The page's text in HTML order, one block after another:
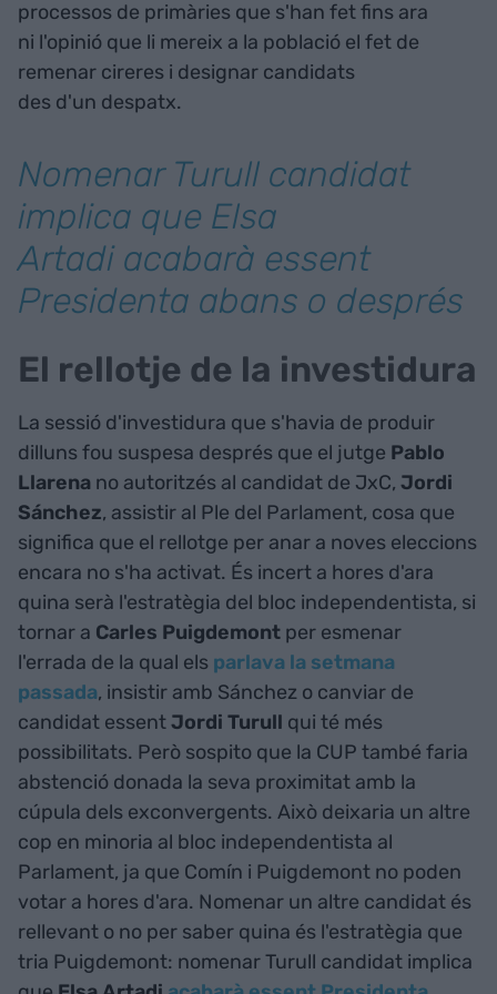
processos de primàries que s'han fet fins ara
ni l'opinió que li mereix a la població el fet de
remenar cireres i designar candidats
des d'un despatx.
Nomenar Turull candidat
implica que Elsa
Artadi acabarà essent
Presidenta abans o després
El rellotje de la investidura
La sessió d'investidura que s'havia de produir
dilluns fou suspesa després que el jutge Pablo
Llarena no autoritzés al candidat de JxC, Jordi
Sánchez, assistir al Ple del Parlament, cosa que
significa que el rellotge per anar a noves eleccions
encara no s'ha activat. És incert a hores d'ara
quina serà l'estratègia del bloc independentista, si
tornar a Carles Puigdemont per esmenar
l'errada de la qual els parlava la setmana
passada, insistir amb Sánchez o canviar de
candidat essentJordi Turull qui té més
possibilitats. Però sospito que la CUP també faria
abstenció donada la seva proximitat amb la
cúpula dels exconvergents. Això deixaria un altre
cop en minoria al bloc independentista al
Parlament, ja que Comín i Puigdemont no poden
votar a hores d'ara. Nomenar un altre candidat és
rellevant o no per saber quina és l'estratègia que
tria Puigdemont: nomenar Turull candidat implica